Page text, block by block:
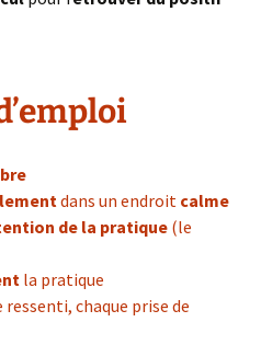
dans un endroit calme
de la pratique (le
la pratique
ressenti, chaque prise de